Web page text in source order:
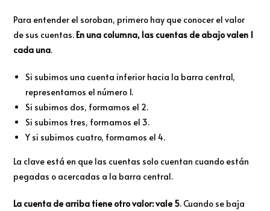
Para entender el soroban, primero hay que conocer el valor
de sus cuentas. En una columna, las cuentas de abajo valen 1
cada una.
Si subimos una cuenta inferior hacia la barra central,
representamos el número 1.
Si subimos dos, formamos el 2.
Si subimos tres, formamos el 3.
Y si subimos cuatro, formamos el 4.
La clave está en que las cuentas solo cuentan cuando están
pegadas o acercadas a la barra central.
La cuenta de arriba tiene otro valor: vale 5. Cuando se baja